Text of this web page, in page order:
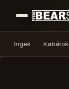
Ingek Kabátok